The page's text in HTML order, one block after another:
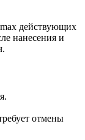
действующих
нанесения и
отмены